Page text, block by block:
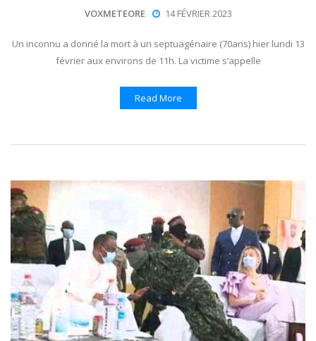
VOXMETEORE 14 FÉVRIER 2023
Un inconnu a donné la mort à un septuagénaire (70ans) hier lundi 13
février aux environs de 11h. La victime s’appelle
Read More